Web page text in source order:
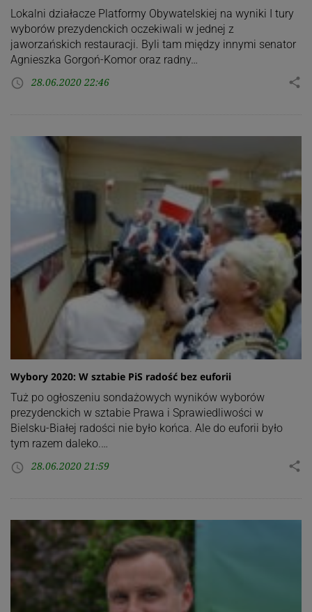
Lokalni działacze Platformy Obywatelskiej na wyniki I tury
wyborów prezydenckich oczekiwali w jednej z
jaworzańskich restauracji. Byli tam między innymi senator
Agnieszka Gorgoń-Komor oraz radny…
access_time 28.06.2020 22:46 share
Wybory 2020: W sztabie PiS radość bez euforii
Tuż po ogłoszeniu sondażowych wyników wyborów
prezydenckich w sztabie Prawa i Sprawiedliwości w
Bielsku-Białej radości nie było końca. Ale do euforii było
tym razem daleko.…
access_time 28.06.2020 21:59 share